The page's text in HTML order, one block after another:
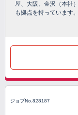
屋、大阪、金沢（本社
も拠点を持っています。
ジョブNo.828187